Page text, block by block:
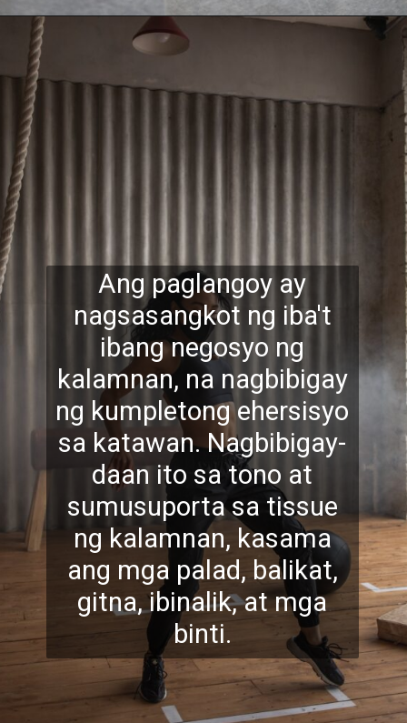
Ang paglangoy ay
nagsasangkot ng iba't
ibang negosyo ng
kalamnan, na nagbibigay
ng kumpletong ehersisyo
sa katawan. Nagbibigay-
daan ito sa tono at
sumusuporta sa tissue
ng kalamnan, kasama
ang mga palad, balikat,
gitna, ibinalik, at mga
binti.